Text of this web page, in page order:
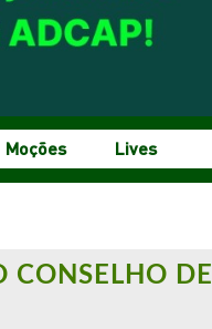
Moções Lives
CONSELHO DE